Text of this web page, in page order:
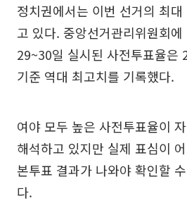
정치권에서는 이번 선거의 최
고 있다. 중앙선거관리위원회
29~30일 실시된 사전투표율은
기준 역대 최고치를 기록했다.
여야 모두 높은 사전투표율이
해석하고 있지만 실제 표심이
본투표 결과가 나와야 확인할
다.